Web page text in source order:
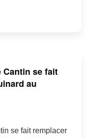
Cantin se fait
au
se fait remplacer